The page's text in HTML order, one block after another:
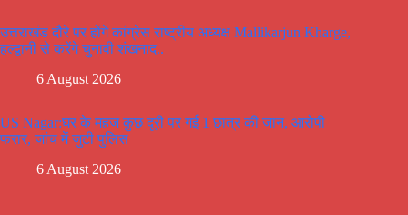
उत्तराखंड दौरे पर होंगे कांग्रेस राष्ट्रीय अध्यक्ष Mallikarjun Kharge,
हल्द्वानी से करेंगे चुनावी शंखनाद..
6 August 2026
US Nagar:घर के महज कुछ दूरी पर गई 1 छात्र की जान, आरोपी
फरार, जांच में जुटी पुलिस
6 August 2026